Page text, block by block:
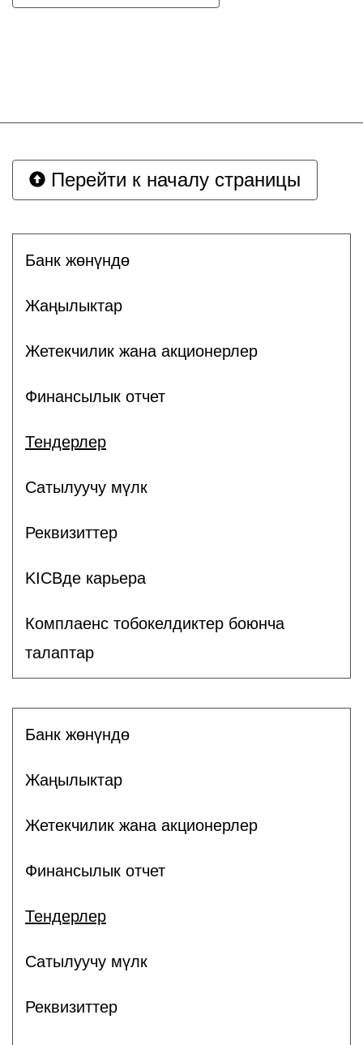
Перейти к началу страницы
Банк жөнүндө
Жаңылыктар
Жетекчилик жана акционерлер
Финансылык отчет
Тендерлер
Сатылуучу мүлк
Реквизиттер
KICBде карьера
Комплаенс тобокелдиктер боюнча
талаптар
Банк жөнүндө
Жаңылыктар
Жетекчилик жана акционерлер
Финансылык отчет
Тендерлер
Сатылуучу мүлк
Реквизиттер